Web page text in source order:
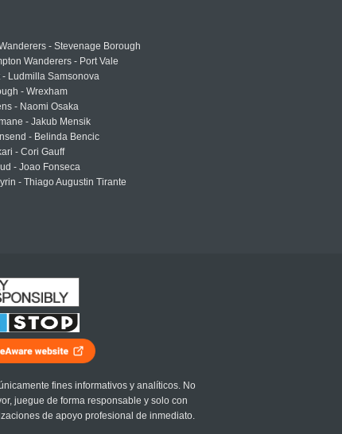
- Stevenage Borough
Wanderers - Port Vale
- Ludmilla Samsonova
- Wrexham
- Naomi Osaka
- Jakub Mensik
- Belinda Bencic
- Cori Gauff
- Joao Fonseca
- Thiago Augustin Tirante
fines informativos y analíticos. No
juegue de forma responsable y solo con
de apoyo profesional de inmediato.